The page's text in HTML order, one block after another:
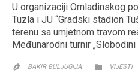
U organizaciji Omladinskog
Tuzla i JU “Gradski stadion
terenu sa umjetnom travom
Međunarodni turnir
 BAKIR BULJUGIJA  VIJESTI